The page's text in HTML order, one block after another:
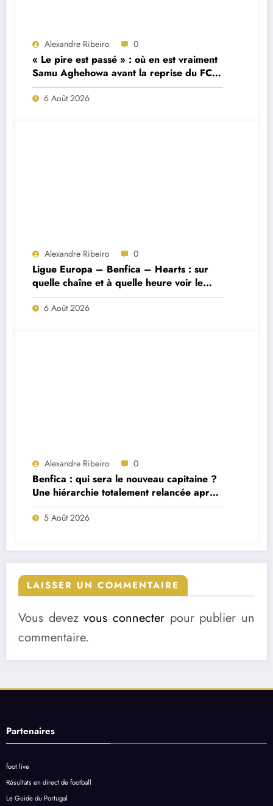
Alexandre Ribeiro 0
« Le pire est passé » : où en est vraiment
Samu Aghehowa avant la reprise du FC
Porto ?
6 Août 2026
Alexandre Ribeiro 0
Ligue Europa – Benfica – Hearts : sur
quelle chaîne et à quelle heure voir le
match ?
6 Août 2026
Alexandre Ribeiro 0
Benfica : qui sera le nouveau capitaine ?
Une hiérarchie totalement relancée après
deux départs majeurs
5 Août 2026
LAISSER UN COMMENTAIRE
Vous devezvous connecter pour publier un
commentaire.
Partenaires
foot live
Résultats en direct de football
Le Guide du Portugal